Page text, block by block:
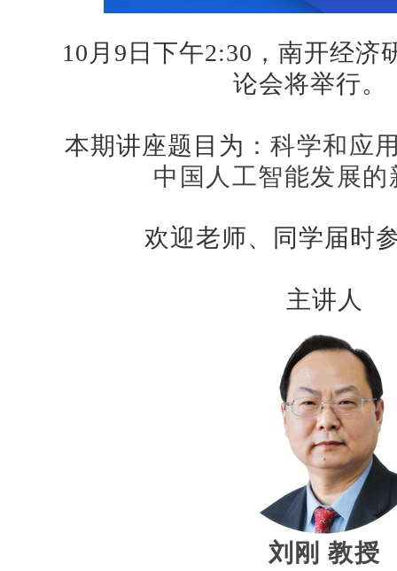
10月9日下午2:30，南开经济
论会将举行。
本期讲座题目为 ：科学和应
中国人工智能发展的
欢迎老师、同学届时
主讲人
刘刚 教授